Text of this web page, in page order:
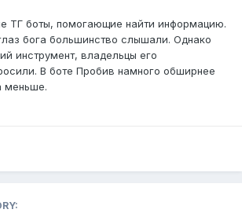
ТГ боты, помогающие найти информацию.
бога большинство слышали. Однако
инструмент, владельцы его
В боте Пробив намного обширнее
меньше.